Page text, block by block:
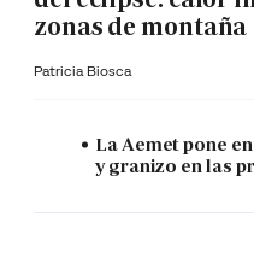
zonas de montaña
Patricia Biosca
La Aemet pone
y granizo en las